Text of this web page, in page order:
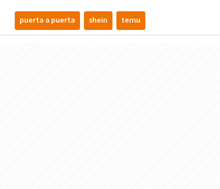
puerta a puerta shein temu